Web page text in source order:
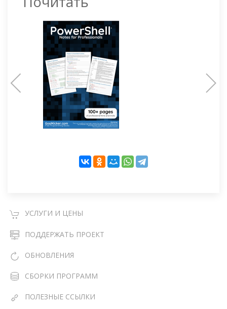
УСЛУГИ И ЦЕНЫ
ПОДДЕРЖАТЬ ПРОЕКТ
ОБНОВЛЕНИЯ
СБОРКИ ПРОГРАММ
ПОЛЕЗНЫЕ ССЫЛКИ